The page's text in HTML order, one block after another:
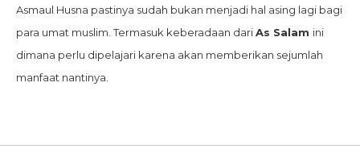
Asmaul Husna pastinya sudah bukan menjadi hal asing lagi bagi
para umat muslim. Termasuk keberadaan dariAs Salam ini
dimana perlu dipelajari karena akan memberikan sejumlah
manfaat nantinya.